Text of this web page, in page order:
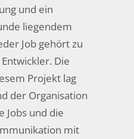
und ein
liegendem
Job gehört zu
Die
Projekt lag
der Organisation
Jobs und die
mit